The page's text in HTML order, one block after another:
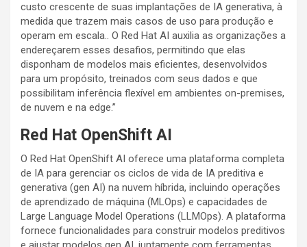
custo crescente de suas implantações de IA generativa, à
medida que trazem mais casos de uso para produção e
operam em escala.. O Red Hat AI auxilia as organizações a
endereçarem esses desafios, permitindo que elas
disponham de modelos mais eficientes, desenvolvidos
para um propósito, treinados com seus dados e que
possibilitam inferência flexível em ambientes on-premises,
de nuvem e na edge.”
Red Hat OpenShift AI
O Red Hat OpenShift AI oferece uma plataforma completa
de IA para gerenciar os ciclos de vida de IA preditiva e
generativa (gen AI) na nuvem híbrida, incluindo operações
de aprendizado de máquina (MLOps) e capacidades de
Large Language Model Operations (LLMOps). A plataforma
fornece funcionalidades para construir modelos preditivos